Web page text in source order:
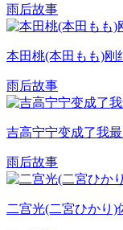
雨后故事
本田桃(本田もも)刚
雨后故事
吉高宁宁变成了我
雨后故事
二宫光(二宮ひかり